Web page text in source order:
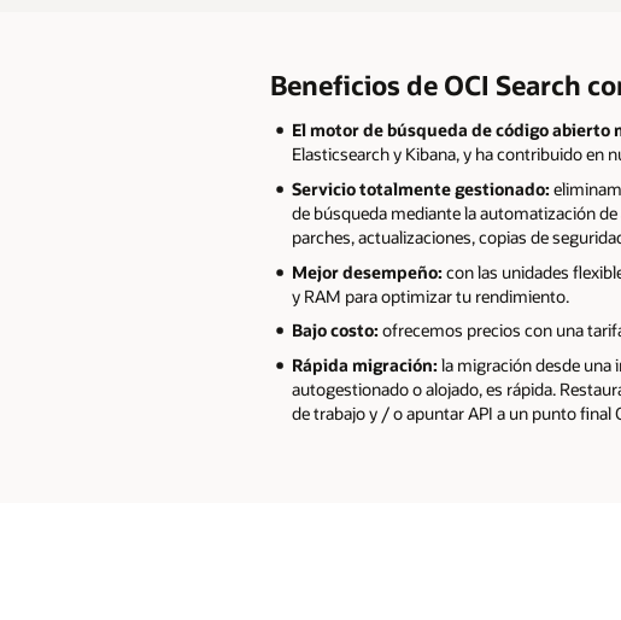
Beneficios de OCI Search
El motor de búsqueda de código abierto
Elasticsearch y Kibana, y ha contribuido en
Servicio totalmente gestionado:
de búsqueda mediante la automatización
parches, actualizaciones, copias de
Mejor desempeño: con las unidades
y RAM para optimizar tu rendimiento.
Bajo costo: ofrecemos precios con una
Rápida migración: la migración desde una
autogestionado o alojado, es rápida.
de trabajo y / o apuntar API a un punto final